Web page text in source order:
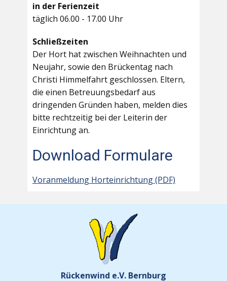
in der Ferienzeit
täglich 06.00 - 17.00 Uhr
Schließzeiten
Der Hort hat zwischen Weihnachten und
Neujahr, sowie den Brückentag nach
Christi Himmelfahrt geschlossen. Eltern,
die einen Betreuungsbedarf aus
dringenden Gründen haben, melden dies
bitte rechtzeitig bei der Leiterin der
Einrichtung an.
Download Formulare
Voranmeldung Horteinrichtung (PDF)
Rückenwind e.V. Bernburg